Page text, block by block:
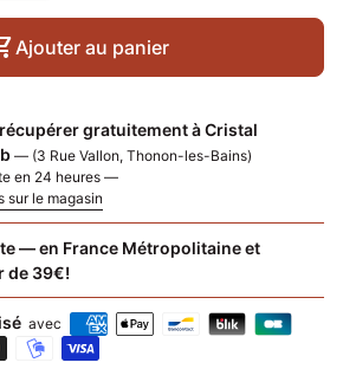
Ajouter au panier
gratuitement à Cristal
— (3 Rue Vallon, Thonon-les-Bains)
en 24 heures —
sur le magasin
— en France Métropolitaine et
de 39€!
avec